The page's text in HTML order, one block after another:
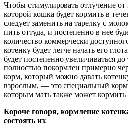
Чтобы стимулировать отлучение от
которой кошка будет кормить в
следует заменить на тарелку с
пить оттуда, и постепенно в нее
количество коммерчески
котенку будет легче начать его
будет постепенно увеличиваться
полностью покормлен примерно
корм, который можно давать
взрослым, — это специальный
которым мать также может кормить
Короче говоря, кормление
состоять из: